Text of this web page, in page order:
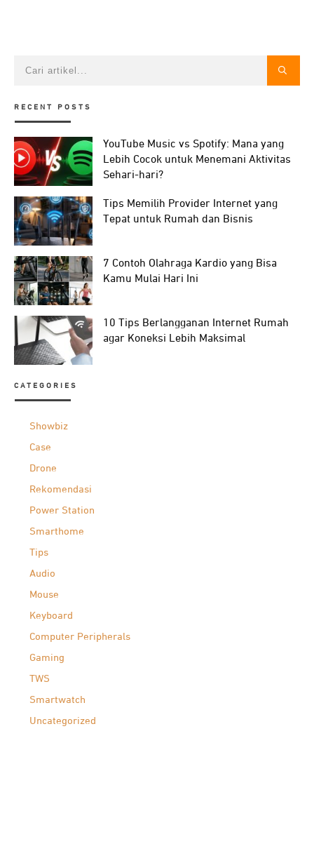
RECENT POSTS
YouTube Music vs Spotify: Mana yang
Lebih Cocok untuk Menemani Aktivitas
Sehari-hari?
Tips Memilih Provider Internet yang
Tepat untuk Rumah dan Bisnis
7 Contoh Olahraga Kardio yang Bisa
Kamu Mulai Hari Ini
10 Tips Berlangganan Internet Rumah
agar Koneksi Lebih Maksimal
CATEGORIES
Showbiz
Case
Drone
Rekomendasi
Power Station
Smarthome
Tips
Audio
Mouse
Keyboard
Computer Peripherals
Gaming
TWS
Smartwatch
Uncategorized